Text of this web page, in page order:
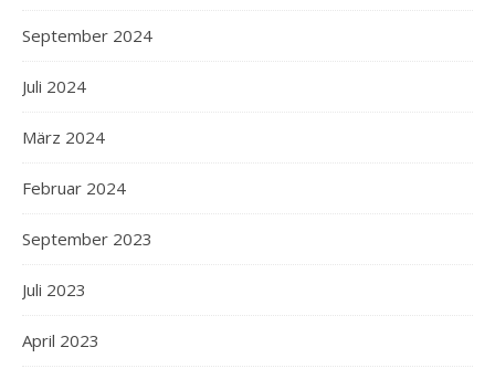
September 2024
Juli 2024
März 2024
Februar 2024
September 2023
Juli 2023
April 2023